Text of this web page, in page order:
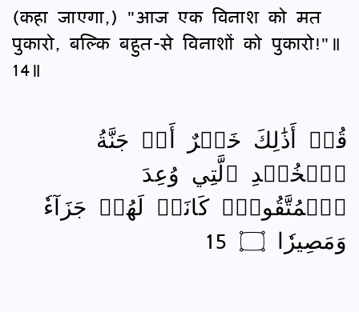
(कहा जाएगा,) "आज एक विनाश को मत
पुकारो, बल्कि बहुत-से विनाशों को पुकारो!"॥
14॥
قُلۡ أَذَٰلِكَ خَيۡرٌ أَمۡ جَنَّةُ
ٱلۡخُلۡدِ ٱلَّتِي وُعِدَ
ٱلۡمُتَّقُونَۚ كَانَتۡ لَهُمۡ جَزَآءٗ
وَمَصِيرٗا ۝ 15